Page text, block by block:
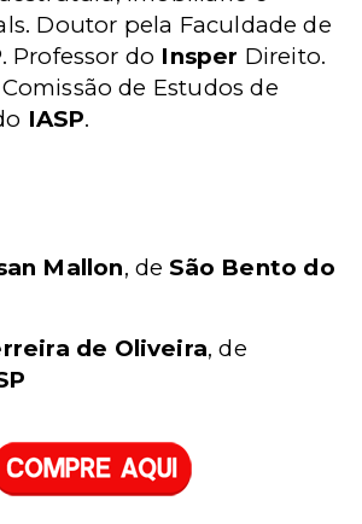
Doutor pela Faculdade de
Professor do Insper Direito.
de Estudos de
IASP.
Mallon, deSão Bento do
de Oliveira, de